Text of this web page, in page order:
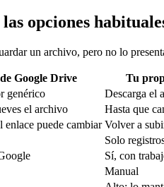
opciones
un archivo, pero no lo
Google Drive Tu
genérico Descarga el
el archivo Hasta que
enlace puede cambiar Volver a
Solo
Sí, con
Manual